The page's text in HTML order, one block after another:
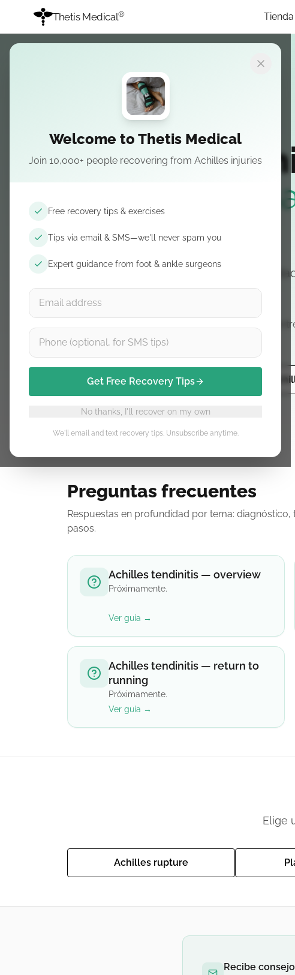
Thetis Medical® Tienda
Welcome to Thetis Medical
Join 10,000+ people recovering from Achilles injuries
Free recovery tips & exercises
Tips via email & SMS—we'll never spam you
Expert guidance from foot & ankle surgeons
Get Free Recovery Tips
No thanks, I'll recover on my own
We'll email and text recovery tips. Unsubscribe anytime.
CARGA Y REHABILITACIÓN
Achilles
recuperación
evidencia
Entiende dolor vs carga, progresa con
etapas para volver al deporte.
FAQs sobre dolor y
Guía progresiva hasta correr
Añadir curso al carrito Comprar kit
Preguntas frecuentes
Respuestas en profundidad por tema:
pasos.
Achilles tendinitis — overview
Próximamente.
Ver guía →
Achilles tendinitis — return to
running
Próximamente.
Ver guía →
Elige
Achilles rupture
Recibe